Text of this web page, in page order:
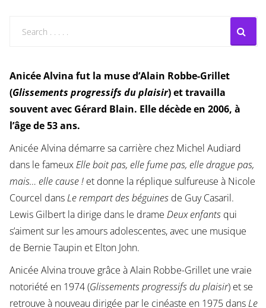
Anicée Alvina fut la muse d’Alain Robbe-Grillet
(Glissements progressifs du plaisir) et travailla
souvent avec Gérard Blain. Elle décède en 2006, à
l’âge de 53 ans.
Anicée Alvina démarre sa carrière chez Michel Audiard
dans le fameuxElle boit pas, elle fume pas, elle drague pas,
mais… elle cause !et donne la réplique sulfureuse à Nicole
Courcel dansLe rempart des béguinesde Guy Casaril.
Lewis Gilbert la dirige dans le drame Deux enfantsqui
s’aiment sur les amours adolescentes, avec une musique
de Bernie Taupin et Elton John.
Anicée Alvina trouve grâce à Alain Robbe-Grillet une vraie
notoriété en 1974 (Glissements progressifs du plaisir) et se
retrouve à nouveau dirigée par le cinéaste en 1975 dansLe